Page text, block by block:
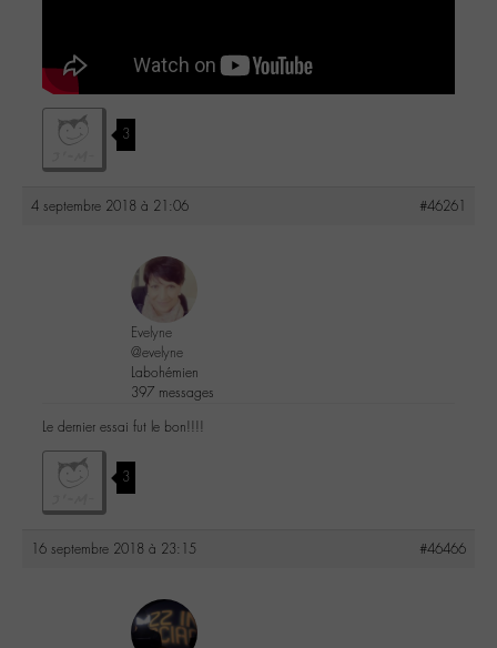
3
4 septembre 2018 à 21:06 #46261
Evelyne
@evelyne
Labohémien
397 messages
Le dernier essai fut le bon!!!!
3
16 septembre 2018 à 23:15 #46466